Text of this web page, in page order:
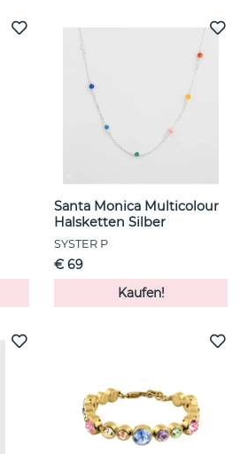
Santa Monica Multicolour
Halsketten Silber
SYSTER P
€ 69
Kaufen!